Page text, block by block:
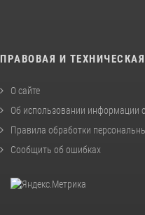
ПРАВОВАЯ И
О сайте
Об использовании информации
Правила обработки
Сообщить об ошибках